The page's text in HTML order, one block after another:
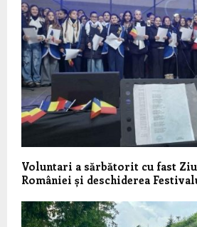
Voluntari a sărbătorit cu fast
României și deschiderea